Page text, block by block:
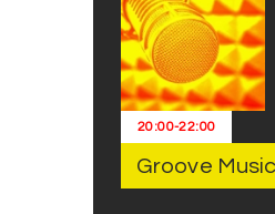
20:00-22:00
Groove Music